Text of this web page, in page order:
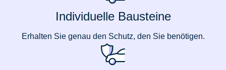
Individuelle Bausteine
Erhalten Sie genau den Schutz, den Sie benötigen.